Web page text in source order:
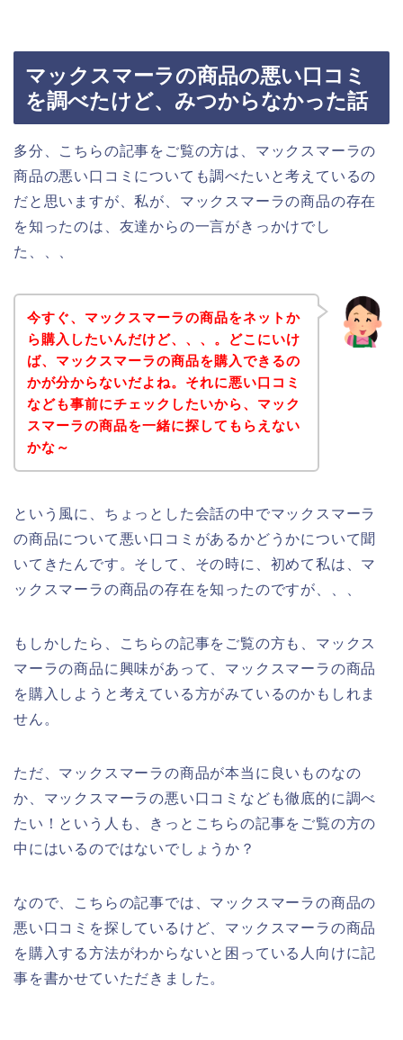
マックスマーラの商品の悪い口コミ
を調べたけど、みつからなかった話
多分、こちらの記事をご覧の方は、マックスマーラの
商品の悪い口コミについても調べたいと考えているの
だと思いますが、私が、マックスマーラの商品の存在
を知ったのは、友達からの一言がきっかけでし
た、、、
今すぐ、マックスマーラの商品をネットか
ら購入したいんだけど、、、。どこにいけ
ば、マックスマーラの商品を購入できるの
かが分からないだよね。それに悪い口コミ
なども事前にチェックしたいから、マック
スマーラの商品を一緒に探してもらえない
かな～
という風に、ちょっとした会話の中でマックスマーラ
の商品について悪い口コミがあるかどうかについて聞
いてきたんです。そして、その時に、初めて私は、マ
ックスマーラの商品の存在を知ったのですが、、、
もしかしたら、こちらの記事をご覧の方も、マックス
マーラの商品に興味があって、マックスマーラの商品
を購入しようと考えている方がみているのかもしれま
せん。
ただ、マックスマーラの商品が本当に良いものなの
か、マックスマーラの悪い口コミなども徹底的に調べ
たい！という人も、きっとこちらの記事をご覧の方の
中にはいるのではないでしょうか？
なので、こちらの記事では、マックスマーラの商品の
悪い口コミを探しているけど、マックスマーラの商品
を購入する方法がわからないと困っている人向けに記
事を書かせていただきました。